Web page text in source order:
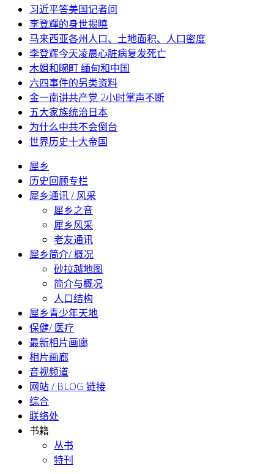
习近平答美国记者问
李登輝的身世揭曉
马来西亚各州人口、土地面积、人口密度
李登辉今天凌晨心脏病复发死亡
木姐和畹町 缅甸和中国
六四事件的另类资料
金一南讲共产党 2小时掌声不断
五大家族统治日本
为什么中共不会倒台
世界历史十大帝国
犀乡
历史回顾专栏
犀乡通讯 / 风采
犀乡之音
犀乡风采
老友通讯
犀乡简介/ 概况
砂拉越地图
简介与概况
人口结构
犀乡青少年天地
保健/ 医疗
最新相片画廊
相片画廊
音视频道
网站 / BLOG 链接
综合
联络处
书籍
丛书
特刊